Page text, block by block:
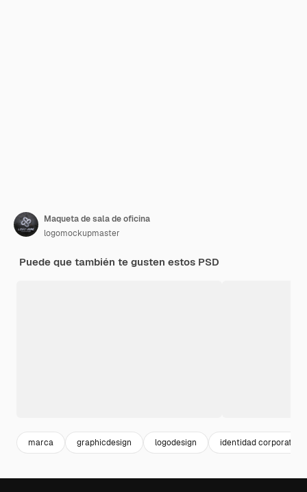
Maqueta de sala de oficina
logomockupmaster
Puede que también te gusten estos PSD
marca graphicdesign logodesign identidad corporativa